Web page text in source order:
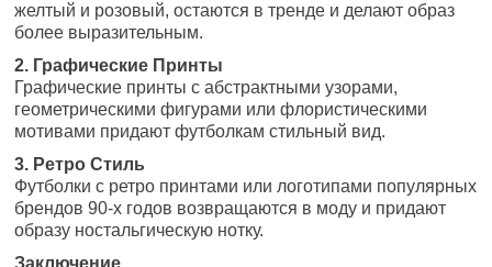
желтый и розовый, остаются в тренде и делают образ
более выразительным.
2. Графические Принты
Графические принты с абстрактными узорами,
геометрическими фигурами или флористическими
мотивами придают футболкам стильный вид.
3. Ретро Стиль
Футболки с ретро принтами или логотипами популярных
брендов 90-х годов возвращаются в моду и придают
образу ностальгическую нотку.